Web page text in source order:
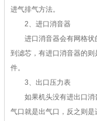
进气排气方法。
2、进口消音器
进口消音器会有网格状
到滤芯，有进口消音器的
件。
3、出口压力表
如果机头没有进出口消
气口就是出气口，反之则是